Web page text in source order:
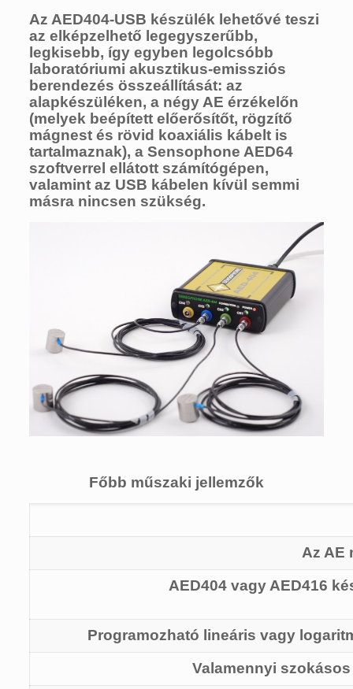
Az AED404-USB készülék lehetővé teszi
az elképzelhető legegyszerűbb,
legkisebb, így egyben legolcsóbb
laboratóriumi akusztikus-emissziós
berendezés összeállítását: az
alapkészüléken, a négy AE érzékelőn
(melyek beépített előerősítőt, rögzítő
mágnest és rövid koaxiális kábelt is
tartalmaznak), a Sensophone AED64
szoftverrel ellátott számítógépen,
valamint az USB kábelen kívül semmi
másra nincsen szükség.
Főbb műszaki jellemzők
Az AE
AED404 vagy AED416
Programozható lineáris vagy
Valamennyi